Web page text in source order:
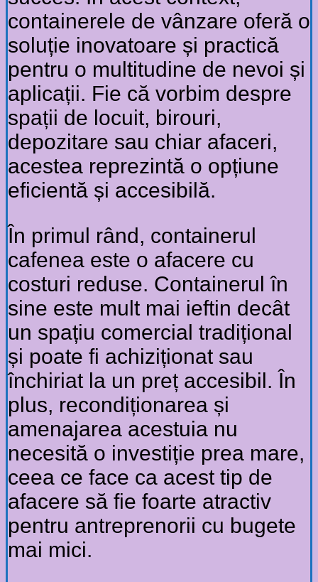
containerele de vânzare oferă o
soluție inovatoare și practică
pentru o multitudine de nevoi și
aplicații. Fie că vorbim despre
spații de locuit, birouri,
depozitare sau chiar afaceri,
acestea reprezintă o opțiune
eficientă și accesibilă.
În primul rând, containerul
cafenea este o afacere cu
costuri reduse. Containerul în
sine este mult mai ieftin decât
un spațiu comercial tradițional
și poate fi achiziționat sau
închiriat la un preț accesibil. În
plus, recondiționarea și
amenajarea acestuia nu
necesită o investiție prea mare,
ceea ce face ca acest tip de
afacere să fie foarte atractiv
pentru antreprenorii cu bugete
mai mici.